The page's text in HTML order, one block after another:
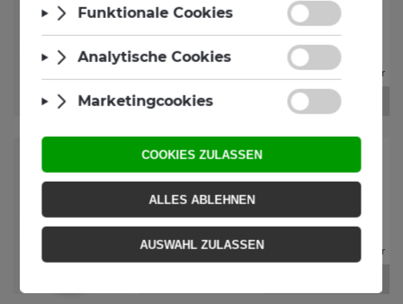
€9 €10
€13 / Liter
-
GRÜNER VELTLINER
€765 €850
Sie sparen €085 / Liter